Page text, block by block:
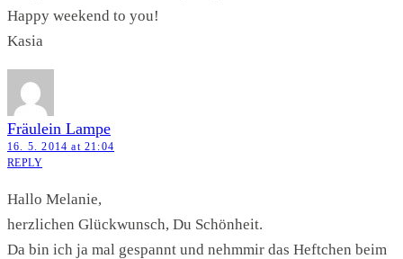
Happy weekend to you!
Kasia
Fräulein Lampe
16. 5. 2014 at 21:04
REPLY
Hallo Melanie,
herzlichen Glückwunsch, Du Schönheit.
Da bin ich ja mal gespannt und nehmmir das Heftchen beim